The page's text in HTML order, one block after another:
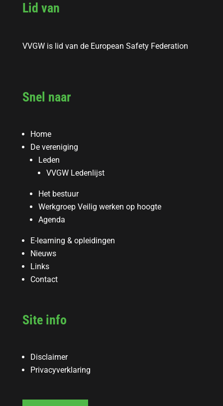
Lid van
VVGW is lid van de European Safety Federation
Snel naar
Home
De vereniging
Leden
VVGW Ledenlijst
Het bestuur
Werkgroep Veilig werken op hoogte
Agenda
E-learning & opleidingen
Nieuws
Links
Contact
Site info
Disclaimer
Privacyverklaring